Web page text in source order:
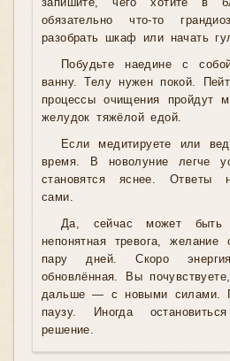
запишите, чего хотите в
обязательно что-то
разобрать шкаф или начать
Побудьте наедине с
ванну. Телу нужен покой.
процессы очищения пройдут
желудок тяжёлой едой.
Если медитируете или
время. В новолуние легче
становятся яснее. Ответы
сами.
Да, сейчас может быть
непонятная тревога,
пару дней. Скоро
обновлённая. Вы
дальше — с новыми силами.
паузу. Иногда
решение.